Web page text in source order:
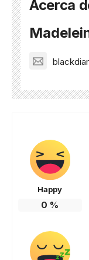
Acerca
Happy
0 %